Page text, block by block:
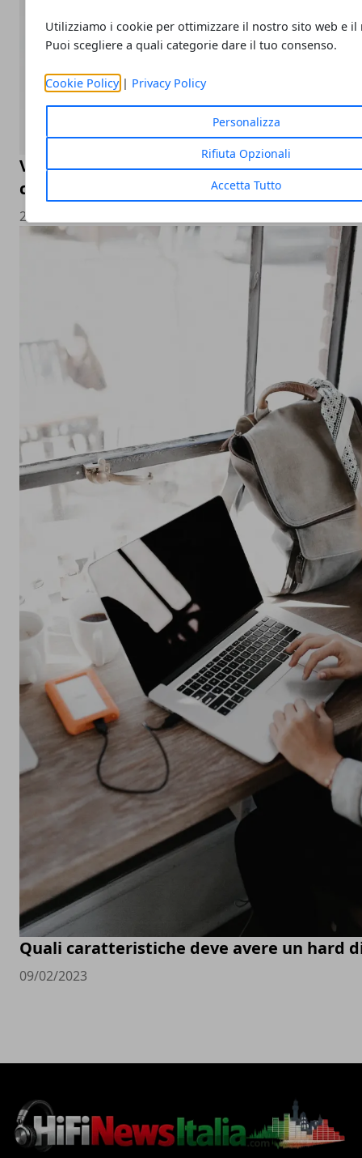
Utilizziamo i cookie per ottimizzare il nostro sito web e il
Puoi scegliere a quali categorie dare il tuo consenso.
Cookie Policy| Privacy Policy
Personalizza
Rifiuta Opzionali
Accetta Tutto
Valutazione orologi Rolex online, come
compro Rolex online
23/05/2023
Quali caratteristiche deve avere un hard
09/02/2023